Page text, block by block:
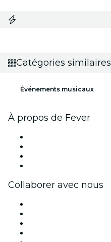
Catégories similaires
Événements musicaux
À propos de Fever
Collaborer avec nous